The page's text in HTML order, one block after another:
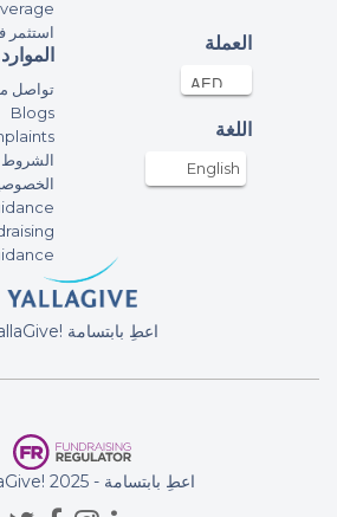
21-Apr-2021
Qureshi
back and wish you a
life.
استثمر
الموارد
تواصل
Blogs
الشروط
العملة
اللغة
English
YallaGive! اعطِ بابتسامة
© YallaGive! اعطِ بابتسامة - 2025